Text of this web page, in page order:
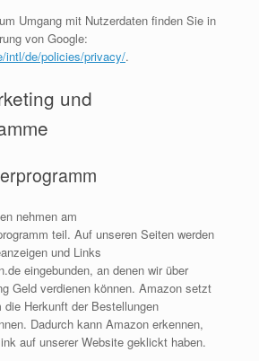
Umgang mit Nutzerdaten finden Sie in
von Google:
intl/de/policies/privacy/.
und
nehmen am
teil. Auf unseren Seiten werden
und Links
eingebunden, an denen wir über
Geld verdienen können. Amazon setzt
Herkunft der Bestellungen
Dadurch kann Amazon erkennen,
auf unserer Website geklickt haben.